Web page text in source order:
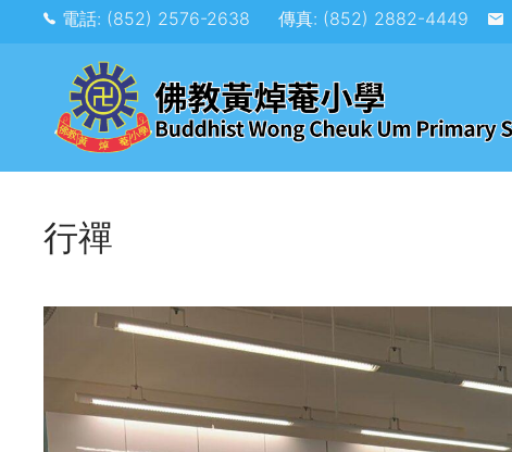
電話: (852) 2576-2638 傳真: (852) 2882-4449
行禪